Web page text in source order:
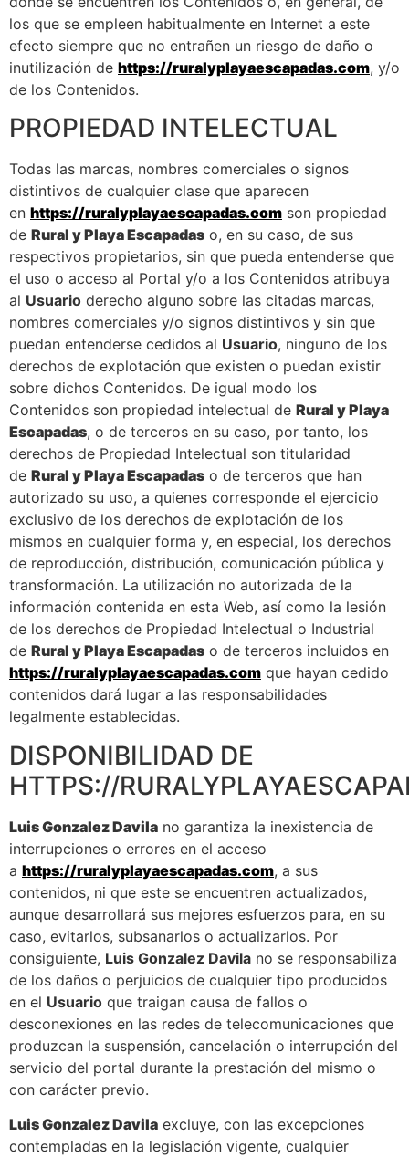
los que se empleen habitualmente en Internet a este
efecto siempre que no entrañen un riesgo de daño o
inutilización de https://ruralyplayaescapadas.com, y/o
de los Contenidos.
PROPIEDAD INTELECTUAL
Todas las marcas, nombres comerciales o signos
distintivos de cualquier clase que aparecen
en https://ruralyplayaescapadas.com son propiedad
de Rural y Playa Escapadas o, en su caso, de sus
respectivos propietarios, sin que pueda entenderse que
el uso o acceso al Portal y/o a los Contenidos atribuya
al Usuario derecho alguno sobre las citadas marcas,
nombres comerciales y/o signos distintivos y sin que
puedan entenderse cedidos al Usuario, ninguno de los
derechos de explotación que existen o puedan existir
sobre dichos Contenidos. De igual modo los
Contenidos son propiedad intelectual de Rural y Playa
Escapadas, o de terceros en su caso, por tanto, los
derechos de Propiedad Intelectual son titularidad
de Rural y Playa Escapadas o de terceros que han
autorizado su uso, a quienes corresponde el ejercicio
exclusivo de los derechos de explotación de los
mismos en cualquier forma y, en especial, los derechos
de reproducción, distribución, comunicación pública y
transformación. La utilización no autorizada de la
información contenida en esta Web, así como la lesión
de los derechos de Propiedad Intelectual o Industrial
de Rural y Playa Escapadas o de terceros incluidos en
https://ruralyplayaescapadas.com que hayan cedido
contenidos dará lugar a las responsabilidades
legalmente establecidas.
DISPONIBILIDAD DE
HTTPS://
Luis Gonzalez Davila no garantiza la inexistencia de
interrupciones o errores en el acceso
a https://ruralyplayaescapadas.com, a sus
contenidos, ni que este se encuentren actualizados,
aunque desarrollará sus mejores esfuerzos para, en su
caso, evitarlos, subsanarlos o actualizarlos. Por
consiguiente, Luis Gonzalez Davila no se responsabiliza
de los daños o perjuicios de cualquier tipo producidos
en el Usuario que traigan causa de fallos o
desconexiones en las redes de telecomunicaciones que
produzcan la suspensión, cancelación o interrupción del
servicio del portal durante la prestación del mismo o
con carácter previo.
Luis Gonzalez Davila excluye, con las excepciones
contempladas en la legislación vigente, cualquier